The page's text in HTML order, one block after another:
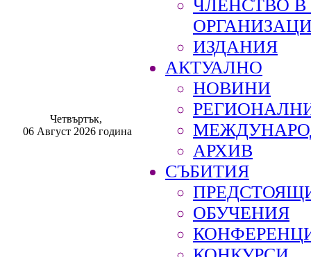
Четвъртък,
06 Август 2026 година
ЧЛЕНСТВО
ИЗДАНИЯ
АКТУАЛНО
НОВИНИ
АРХИВ
СЪБИТИЯ
ОБУЧЕНИЯ